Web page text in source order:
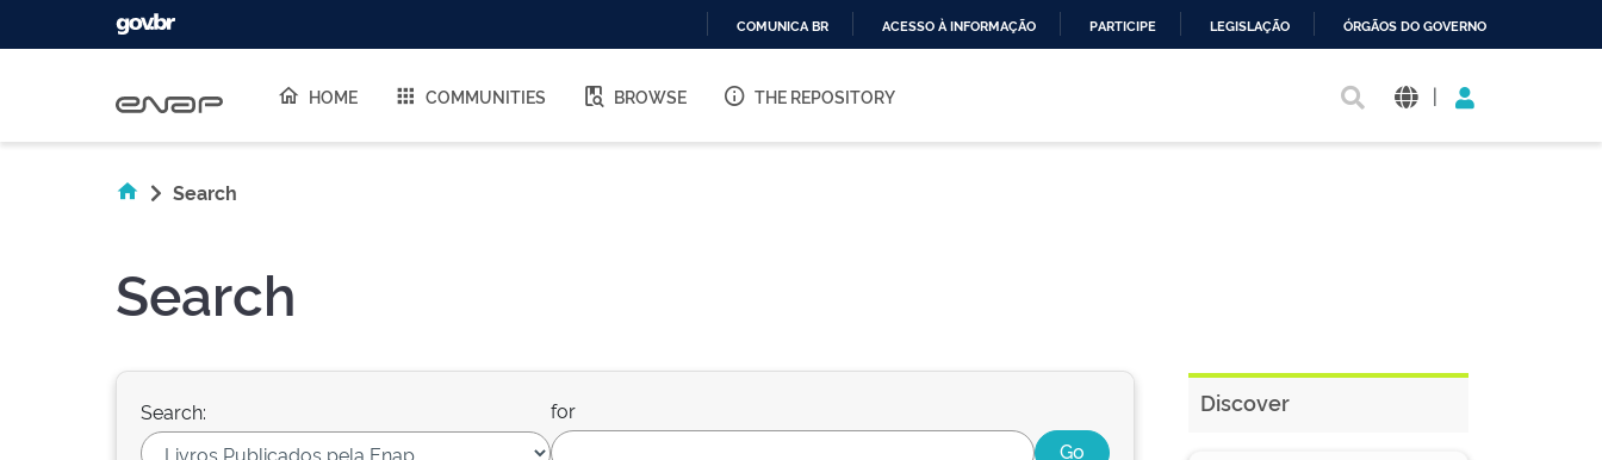
O
COMUNICA BR ACESSO À INFORMAÇÃO PARTICIPE LEGISLAÇÃO ÓRGÃOS DO GOVERNO
HOME COMMUNITIES BROWSE THE REPOSITORY |
Search
Search
Search: for Discover